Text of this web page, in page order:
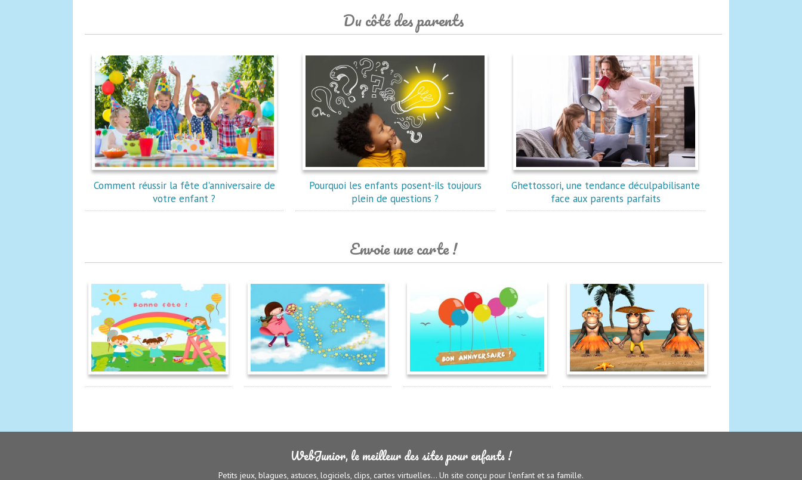
Du côté des parents
Comment réussir la fête d'anniversaire de
votre enfant ?
Pourquoi les enfants posent-ils toujours
plein de questions ?
Ghettossori, une tendance déculpabilisante
face aux parents parfaits
Envoie une carte !
WebJunior, le meilleur des sites pour enfants !
Petits jeux, blagues, astuces, logiciels, clips, cartes virtuelles... Un site conçu pour l'enfant et sa famille.